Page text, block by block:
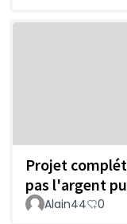
Projet
pas l'argent
Alain44 0